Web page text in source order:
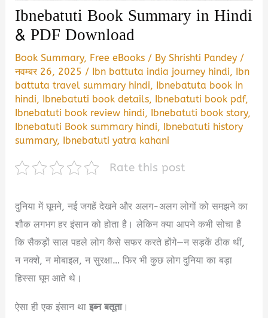
Ibnebatuti Book Summary in Hindi
& PDF Download
Book Summary, Free eBooks / ByShrishti Pandey /
नवम्बर 26, 2025 / Ibn battuta india journey hindi, Ibn
battuta travel summary hindi, Ibnebatuta book in
hindi, Ibnebatuti book details, Ibnebatuti book pdf,
Ibnebatuti book review hindi, Ibnebatuti book story,
Ibnebatuti Book summary hindi, Ibnebatuti history
summary, Ibnebatuti yatra kahani
Rate this post
दुनिया में घूमने, नई जगहें देखने और अलग-अलग लोगों को समझने का
शौक लगभग हर इंसान को होता है। लेकिन क्या आपने कभी सोचा है
कि सैकड़ों साल पहले लोग कैसे सफर करते होंगे—न सड़कें ठीक थीं,
न नक्शे, न मोबाइल, न सुरक्षा… फिर भी कुछ लोग दुनिया का बड़ा
हिस्सा घूम आते थे।
ऐसा ही एक इंसान थाइब्न बतूता।